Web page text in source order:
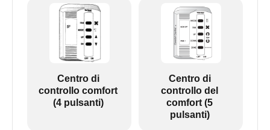
Centro di
controllo comfort
(4 pulsanti)
Centro di
controllo del
comfort (5
pulsanti)